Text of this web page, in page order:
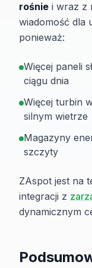
rośnie i wraz z
wiadomość dla
ponieważ:
Więcej paneli
ciągu dnia
Więcej turbin
silnym wietrze
Magazyny
szczyty
ZAspot jest na
integracji z
dynamicznym